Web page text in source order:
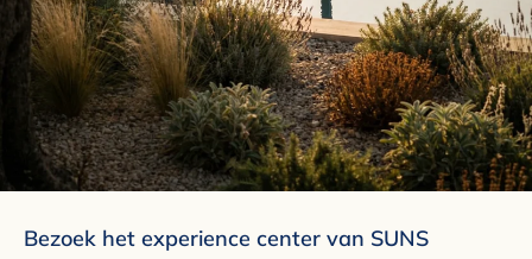
Bezoek het experience center van SUNS